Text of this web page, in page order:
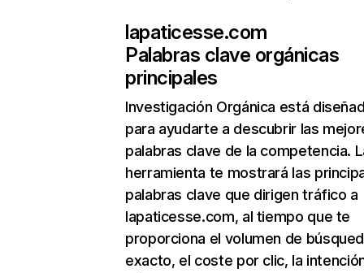
lapaticesse.com
Palabras clave orgánicas
principales
Investigación Orgánica está
para ayudarte a descubrir las
palabras clave de la competencia.
herramienta te mostrará las
palabras clave que dirigen tráfico a
lapaticesse.com, al tiempo que te
proporciona el volumen de
exacto, el coste por clic, la